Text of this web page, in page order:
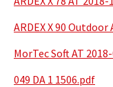
ARDEX X 90
MorTec Soft AT
049 DA 1 1506.pdf